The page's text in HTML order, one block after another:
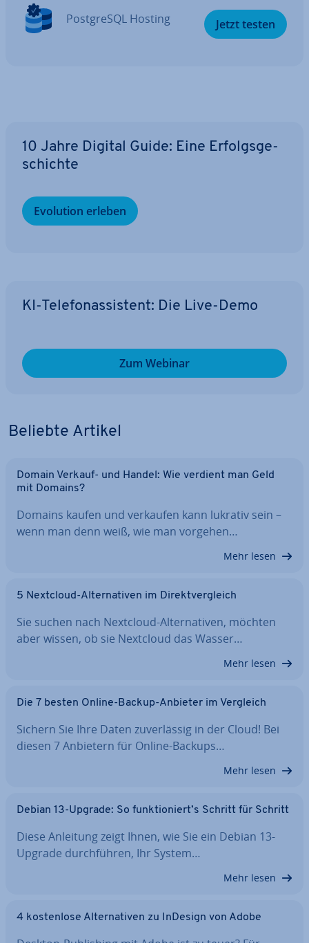
Post­greS­QL Hosting Jetzt testen
10 Jahre Digital Guide: Eine Er­folgs­ge­
schich­te
Evolution erleben
KI-Te­le­fon­as­sis­tent: Die Live-Demo
Zum Webinar
Beliebte Artikel
Domain Verkauf- und Handel: Wie verdient man Geld
mit Domains?
Domains kaufen und verkaufen kann lukrativ sein –
wenn man denn weiß, wie man vorgehen…
Mehr lesen
5 Nextcloud-Al­ter­na­ti­ven im Di­rekt­ver­gleich
Sie suchen nach Nextcloud-Al­ter­na­ti­ven, möchten
aber wissen, ob sie Nextcloud das Wasser…
Mehr lesen
Die 7 besten Online-Backup-Anbieter im Vergleich
Sichern Sie Ihre Daten zu­ver­läs­sig in der Cloud! Bei
diesen 7 Anbietern für Online-Backups…
Mehr lesen
Debian 13-Upgrade: So funk­tio­niert’s Schritt für Schritt
Diese Anleitung zeigt Ihnen, wie Sie ein Debian 13-
Upgrade durch­füh­ren, Ihr System…
Mehr lesen
4 kos­ten­lo­se Al­ter­na­ti­ven zu InDesign von Adobe